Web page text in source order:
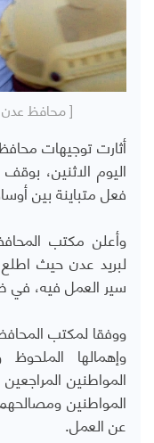
[ محافظ عدن
أثارت توجيهات
اليوم الاثنين،
فعل متباينة بين
وأعلن مكتب
لبريد عدن حيث
سير العمل فيه، في
ووفقا لمكتب
وإهمالها
المواطنين
المواطنين
عن العمل.